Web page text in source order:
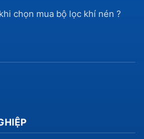
chọn mua bộ lọc khí nén ?